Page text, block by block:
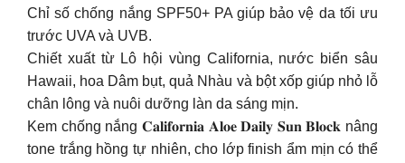
Chỉ số chống nắng SPF50+ PA giúp bảo vệ da tối ưu
trước UVA và UVB.
Chiết xuất từ Lô hội vùng California, nước biển sâu
Hawaii, hoa Dâm bụt, quả Nhàu và bột xốp giúp nhỏ lỗ
chân lông và nuôi dưỡng làn da sáng mịn.
Kem chống nắng 𝐂𝐚𝐥𝐢𝐟𝐨𝐫𝐧𝐢𝐚 𝐀𝐥𝐨𝐞 𝐃𝐚𝐢𝐥𝐲 𝐒𝐮𝐧 𝐁𝐥𝐨𝐜𝐤 nâng
tone trắng hồng tự nhiên, cho lớp finish ẩm mịn có thể